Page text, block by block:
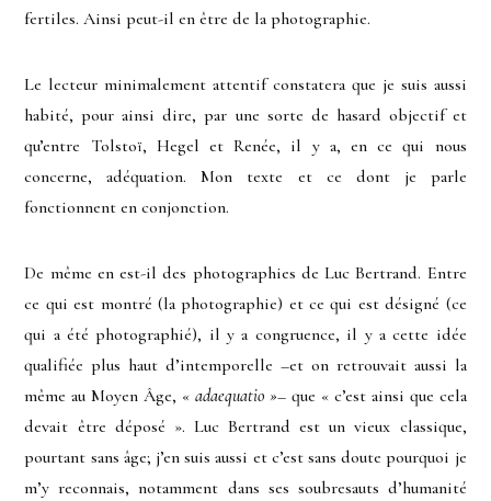
fertiles. Ainsi peut-il en être de la photographie.
Le lecteur minimalement attentif constatera que je suis aussi
habité, pour ainsi dire, par une sorte de hasard objectif et
qu’entre Tolstoï, Hegel et Renée, il y a, en ce qui nous
concerne, adéquation. Mon texte et ce dont je parle
fonctionnent en conjonction.
De même en est-il des photographies de Luc Bertrand. Entre
ce qui est montré (la photographie) et ce qui est désigné (ce
qui a été photographié), il y a congruence, il y a cette idée
qualifiée plus haut d’intemporelle –et on retrouvait aussi la
même au Moyen Âge, «adaequatio »– que « c’est ainsi que cela
devait être déposé ». Luc Bertrand est un vieux classique,
pourtant sans âge; j’en suis aussi et c’est sans doute pourquoi je
m’y reconnais, notamment dans ses soubresauts d’humanité